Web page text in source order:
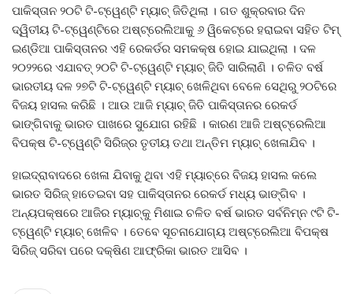
ପାକିସ୍ତାନ ୨୦ଟି ଟି-ଟ୍ୱେଣ୍ଟି ମ୍ୟାଚ୍ ଜିତିଥିଲା । ଗତ ଶୁକ୍ରବାର ଦିନ
ଦ୍ୱିତୀୟ ଟି-ଟ୍ୱେଣ୍ଟିରେ ଅଷ୍ଟ୍ରେଲିଆକୁ ୬ ୱିକେଟ୍‌ରେ ହରାଇବା ସହିତ ଟିମ୍
ଇଣ୍ଡିଆ ପାକିସ୍ତାନର ଏହି ରେକର୍ଡର ସମକକ୍ଷ ହୋଇ ଯାଇଥିଲା । ଦଳ
୨୦୨୨ରେ ଏଯାବତ୍ ୨୦ଟି ଟି-ଟ୍ୱେଣ୍ଟି ମ୍ୟାଚ୍ ଜିତି ସାରିଲାଣି । ଚଳିତ ବର୍ଷ
ଭାରତୀୟ ଦଳ ୨୭ଟି ଟି-ଟ୍ୱେଣ୍ଟି ମ୍ୟାଚ୍ ଖେଳିଥିବା ବେଳେ ସେଥିରୁ ୨୦ଟିରେ
ବିଜୟ ହାସଲ କରିଛି । ଆଉ ଆଜି ମ୍ୟାଚ୍ ଜିତି ପାକିସ୍ତାନର ରେକର୍ଡ
ଭାଙ୍ଗିବାକୁ ଭାରତ ପାଖରେ ସୁଯୋଗ ରହିଛି । କାରଣ ଆଜି ଅଷ୍ଟ୍ରେଲିଆ
ବିପକ୍ଷ ଟି-ଟ୍ୱେଣ୍ଟି ସିରିଜ୍‌ର ତୃତୀୟ ତଥା ଅନ୍ତିମ ମ୍ୟାଚ୍ ଖେଳାଯିବ ।
ହାଇଦ୍ରାବାଦରେ ଖେଳା ଯିବାକୁ ଥିବା ଏହି ମ୍ୟାଚ୍‌ରେ ବିଜୟ ହାସଲ କଲେ
ଭାରତ ସିରିଜ୍ ହାତେଇବା ସହ ପାକିସ୍ତାନର ରେକର୍ଡ ମଧ୍ୟ ଭାଙ୍ଗିବ ।
ଅନ୍ୟପକ୍ଷରେ ଆଜିର ମ୍ୟାଚ୍‌କୁ ମିଶାଇ ଚଳିତ ବର୍ଷ ଭାରତ ସର୍ବନିମ୍ନ ୯ଟି ଟି-
ଟ୍ୱେଣ୍ଟି ମ୍ୟାଚ୍ ଖେଳିବ । ତେବେ ସୂଚନାଯୋଗ୍ୟ ଅଷ୍ଟ୍ରେଲିଆ ବିପକ୍ଷ
ସିରିଜ୍ ସରିବା ପରେ ଦକ୍ଷିଣ ଆଫ୍ରିକା ଭାରତ ଆସିବ ।